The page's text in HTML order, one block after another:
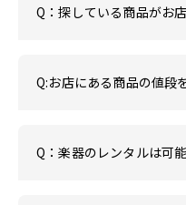
Q：探している商品がお
Q:お店にある商品の値段
Q：楽器のレンタルは可